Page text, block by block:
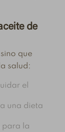
de
que
salud:
el
una dieta
para la